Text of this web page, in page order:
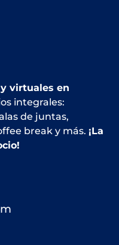
virtuales en
integrales:
de juntas,
break y más. ¡La